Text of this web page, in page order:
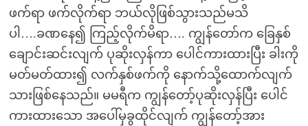
ဖက်ရာ ဖက်လိုက်ရာ ဘယ်လိုဖြစ်သွားသည်မသိ
ပါ….ခဏနေ၍ ကြည့်လိုက်မိရာ…. ကျွန်တော်က ခြေနှစ်
ချောင်းဆင်းလျက် ပုဆိုးလှန်ကာ ပေါင်ကားထားပြီး ခါးကို
မတ်မတ်ထား၍ လက်နှစ်ဖက်ကို နောက်သို့ထောက်လျက်
သားဖြစ်နေသည်။ မမရီက ကျွန်တော့်ပုဆိုးလှန်ပြီး ပေါင်
ကားထားသော အပေါ်မှခွထိုင်လျက် ကျွန်တော့်အား